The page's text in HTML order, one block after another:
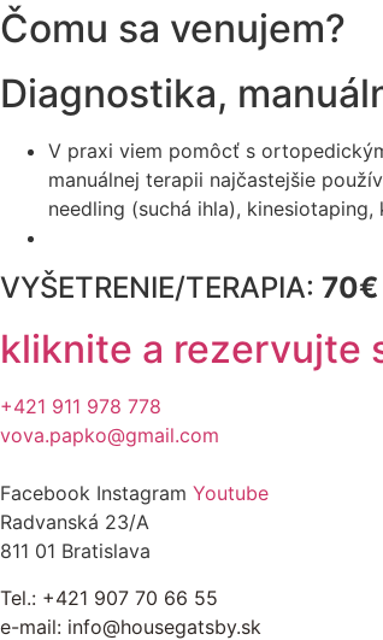
Čomu sa venujem?
Diagnostika,
V praxi viem pomôcť s
manuálnej terapii najčastejšie
needling (suchá ihla), kinesiotaping,
VYŠETRENIE/TERAPIA: 70€
kliknite a rezervujte
+421 911 978 778
vova.papko@gmail.com
Facebook Instagram Youtube
Radvanská 23/A
811 01 Bratislava
Tel.: +421 907 70 66 55
e-mail: info@housegatsby.sk